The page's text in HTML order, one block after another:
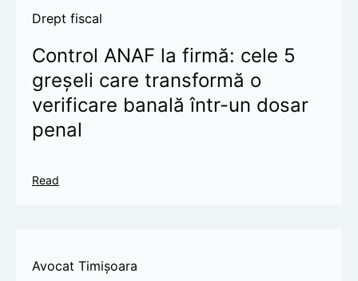
Drept fiscal
Control ANAF la firmă: cele 5
greșeli care transformă o
verificare banală într-un dosar
penal
Read
Avocat Timișoara